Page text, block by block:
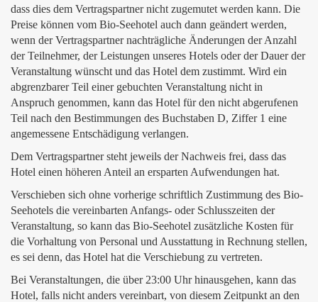
dass dies dem Vertragspartner nicht zugemutet werden kann. Die
Preise können vom Bio-Seehotel auch dann geändert werden,
wenn der Vertragspartner nachträgliche Änderungen der Anzahl
der Teilnehmer, der Leistungen unseres Hotels oder der Dauer der
Veranstaltung wünscht und das Hotel dem zustimmt. Wird ein
abgrenzbarer Teil einer gebuchten Veranstaltung nicht in
Anspruch genommen, kann das Hotel für den nicht abgerufenen
Teil nach den Bestimmungen des Buchstaben D, Ziffer 1 eine
angemessene Entschädigung verlangen.
Dem Vertragspartner steht jeweils der Nachweis frei, dass das
Hotel einen höheren Anteil an ersparten Aufwendungen hat.
Verschieben sich ohne vorherige schriftlich Zustimmung des Bio-
Seehotels die vereinbarten Anfangs- oder Schlusszeiten der
Veranstaltung, so kann das Bio-Seehotel zusätzliche Kosten für
die Vorhaltung von Personal und Ausstattung in Rechnung stellen,
es sei denn, das Hotel hat die Verschiebung zu vertreten.
Bei Veranstaltungen, die über 23:00 Uhr hinausgehen, kann das
Hotel, falls nicht anders vereinbart, von diesem Zeitpunkt an den